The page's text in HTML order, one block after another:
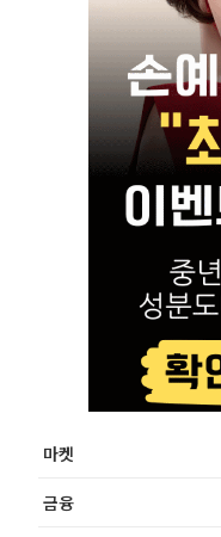
마켓
금융